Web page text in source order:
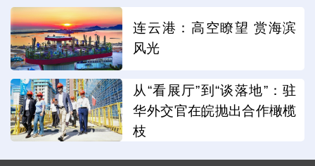
连云港：高空瞭望 赏海滨
风光
从“看展厅”到“谈落地”：驻
华外交官在皖抛出合作橄榄
枝